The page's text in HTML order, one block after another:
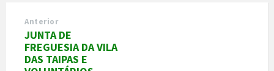
Anterior
JUNTA DE
FREGUESIA DA VILA
DAS TAIPAS E